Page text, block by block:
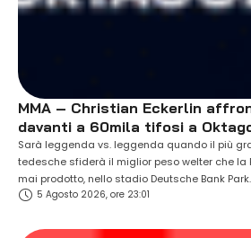
MMA – Christian Eckerlin
davanti a 60mila tifosi a
Sarà leggenda vs. leggenda quando il più
tedesche sfiderà il miglior peso welter che la
mai prodotto, nello stadio Deutsche Bank
Christian Eckerlin (18-8, 1 NC), affronterà l'ex
settembre, nella …
5 Agosto 2026, ore 23:01